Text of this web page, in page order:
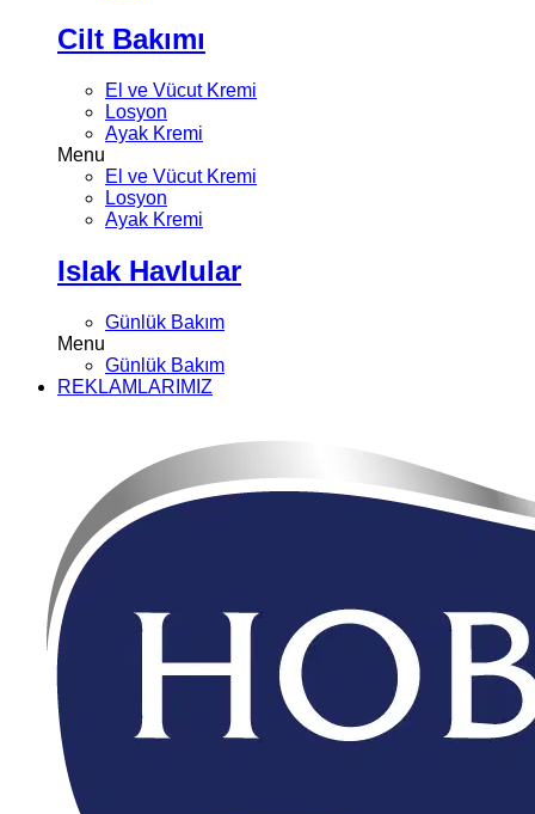
Cilt Bakımı
El ve Vücut Kremi
Losyon
Ayak Kremi
Menu
El ve Vücut Kremi
Losyon
Ayak Kremi
Islak Havlular
Günlük Bakım
Menu
Günlük Bakım
REKLAMLARIMIZ